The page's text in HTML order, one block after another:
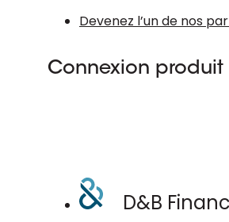
Devenez l’un de nos
Connexion produit
D&B